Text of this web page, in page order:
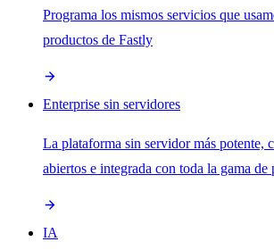
Programa los mismos servicios que
productos de Fastly
Enterprise sin servidores
La plataforma sin servidor más potente,
abiertos e integrada con toda la gama de
IA